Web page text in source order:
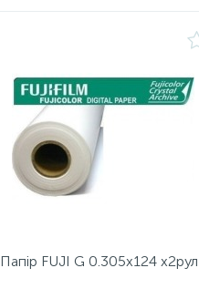
Папiр FUJI G 0.305x124 x2рул